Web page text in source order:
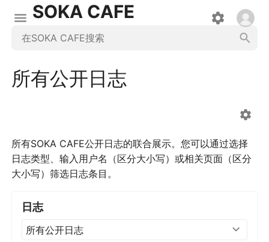
SOKA CAFE
所有公开日志
所有SOKA CAFE公开日志的联合展示。您可以通过选择
日志类型、输入用户名（区分大小写）或相关页面（区分
大小写）筛选日志条目。
日志
所有公开日志